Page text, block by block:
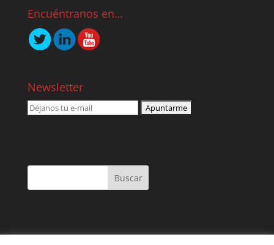
Encuéntranos en…
Newsletter